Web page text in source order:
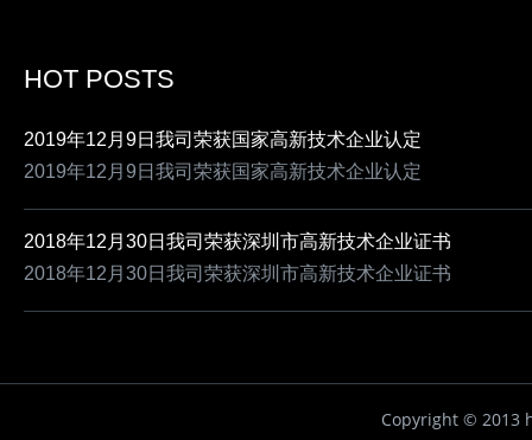
HOT POSTS
2019年12月9日我司荣获国家高新技术企业认定
2019年12月9日我司荣获国家高新技术企业认定
2018年12月30日我司荣获深圳市高新技术企业证书
2018年12月30日我司荣获深圳市高新技术企业证书
Copyright © 2013